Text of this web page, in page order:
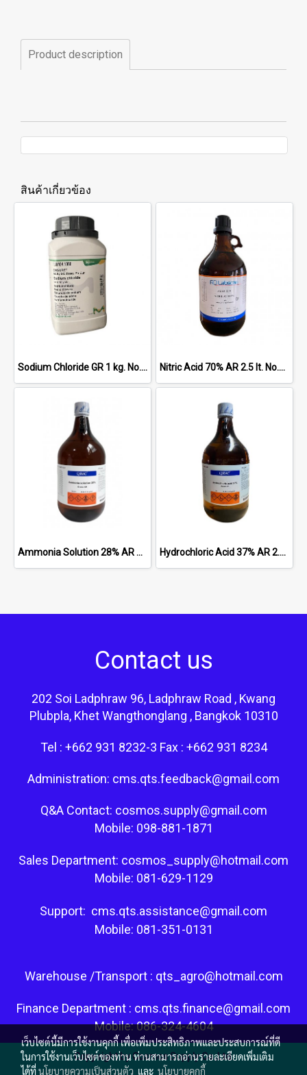
Product description
สินค้าเกี่ยวข้อง
Sodium Chloride GR 1 kg. No.1.06404.1000, Merck Nitric Acid 70% AR 2.5 lt. No.AR1137-G2.5L, RCI LabScan
Ammonia Solution 28% AR 2.5 lt. No.A5023-1-2501, QRec Hydrochloric Acid 37% AR 2.5 lt. No.H8040-1-2501, QRec
Contact us
202 Soi Ladphraw 96, Ladphraw Road , Kwang
Plubpla, Khet Wangthonglang , Bangkok 10310
Tel : +662 931 8232-3 Fax : +662 931 8234
Administration: cms.qts.feedback@gmail.com
Q&A Contact: cosmos.supply@gmail.com
Mobile: 098-881-1871
Sales Department: cosmos_supply@hotmail.com
Mobile: 081-629-1129
Support: cms.qts.assistance@gmail.com
Mobile: 081-351-0131
Warehouse /Transport : qts_agro@hotmail.com
Finance Department : cms.qts.finance@gmail.com
Mobile: 086-324-4604
Copy right by Cosmos Supply Co.,Ltd.
เว็บไซต์นี้มีการใช้งานคุกกี้ เพื่อเพิ่มประสิทธิภาพและประสบการณ์ที่ดี
ในการใช้งานเว็บไซต์ของท่าน ท่านสามารถอ่านรายละเอียดเพิ่มเติม
ได้ที่นโยบายความเป็นส่วนตัว และ นโยบายคุกกี้